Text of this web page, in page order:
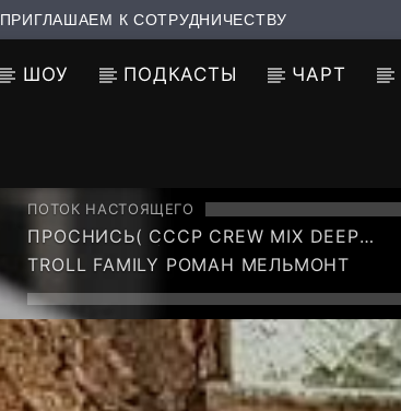
ПРИГЛАШАЕМ К СОТРУДНИЧЕСТВУ
ШОУ ПОДКАСТЫ ЧАРТ
ПОТОК НАСТОЯЩЕГО
ПРОСНИСЬ( CCCP CREW MIX DEEP
HOUSE VOL 1 )
TROLL FAMILY РОМАН МЕЛЬМОНТ